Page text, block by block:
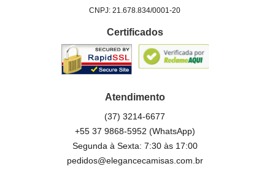
CNPJ: 21.678.834/0001-20
Certificados
Atendimento
(37) 3214-6677
+55 37 9868-5952 (WhatsApp)
Segunda à Sexta: 7:30 às 17:00
pedidos@elegancecamisas.com.br